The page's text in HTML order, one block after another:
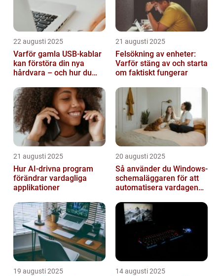
22 augusti 2025
Varför gamla USB-kablar
kan förstöra din nya
hårdvara – och hur du
21 augusti 2025
Felsökning av enheter:
Varför stäng av och starta
om faktiskt fungerar
21 augusti 2025
Hur AI-drivna program
förändrar vardagliga
applikationer
20 augusti 2025
Så använder du Windows-
schemaläggaren för att
automatisera vardagen
19 augusti 2025 14 augusti 2025